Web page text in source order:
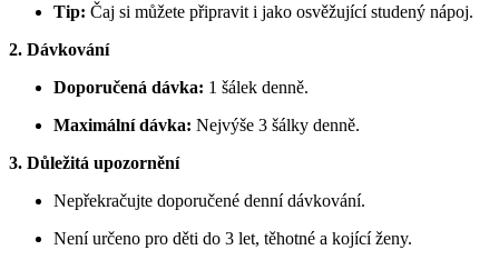
Tip: Čaj si můžete připravit i jako osvěžující studený nápoj.
2. Dávkování
Doporučená dávka: 1 šálek denně.
Maximální dávka: Nejvýše 3 šálky denně.
3. Důležitá upozornění
Nepřekračujte doporučené denní dávkování.
Není určeno pro děti do 3 let, těhotné a kojící ženy.